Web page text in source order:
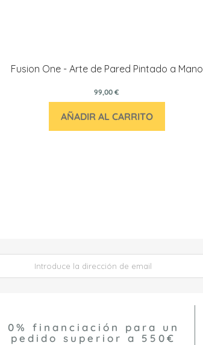
Fusion One - Arte de Pared Pintado a Mano
99,00 €
AÑADIR AL CARRITO
0% financiación para un
pedido superior a 550€